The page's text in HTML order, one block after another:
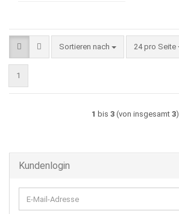
Sortieren nach
Sortieren nach 24 pro Seite
pro Seite
1
1 bis 3(von insgesamt 3)
Kundenlogin
E-
Mail-